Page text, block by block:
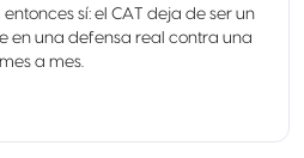
sí: el CAT deja de ser un
en una defensa real contra una
a mes.